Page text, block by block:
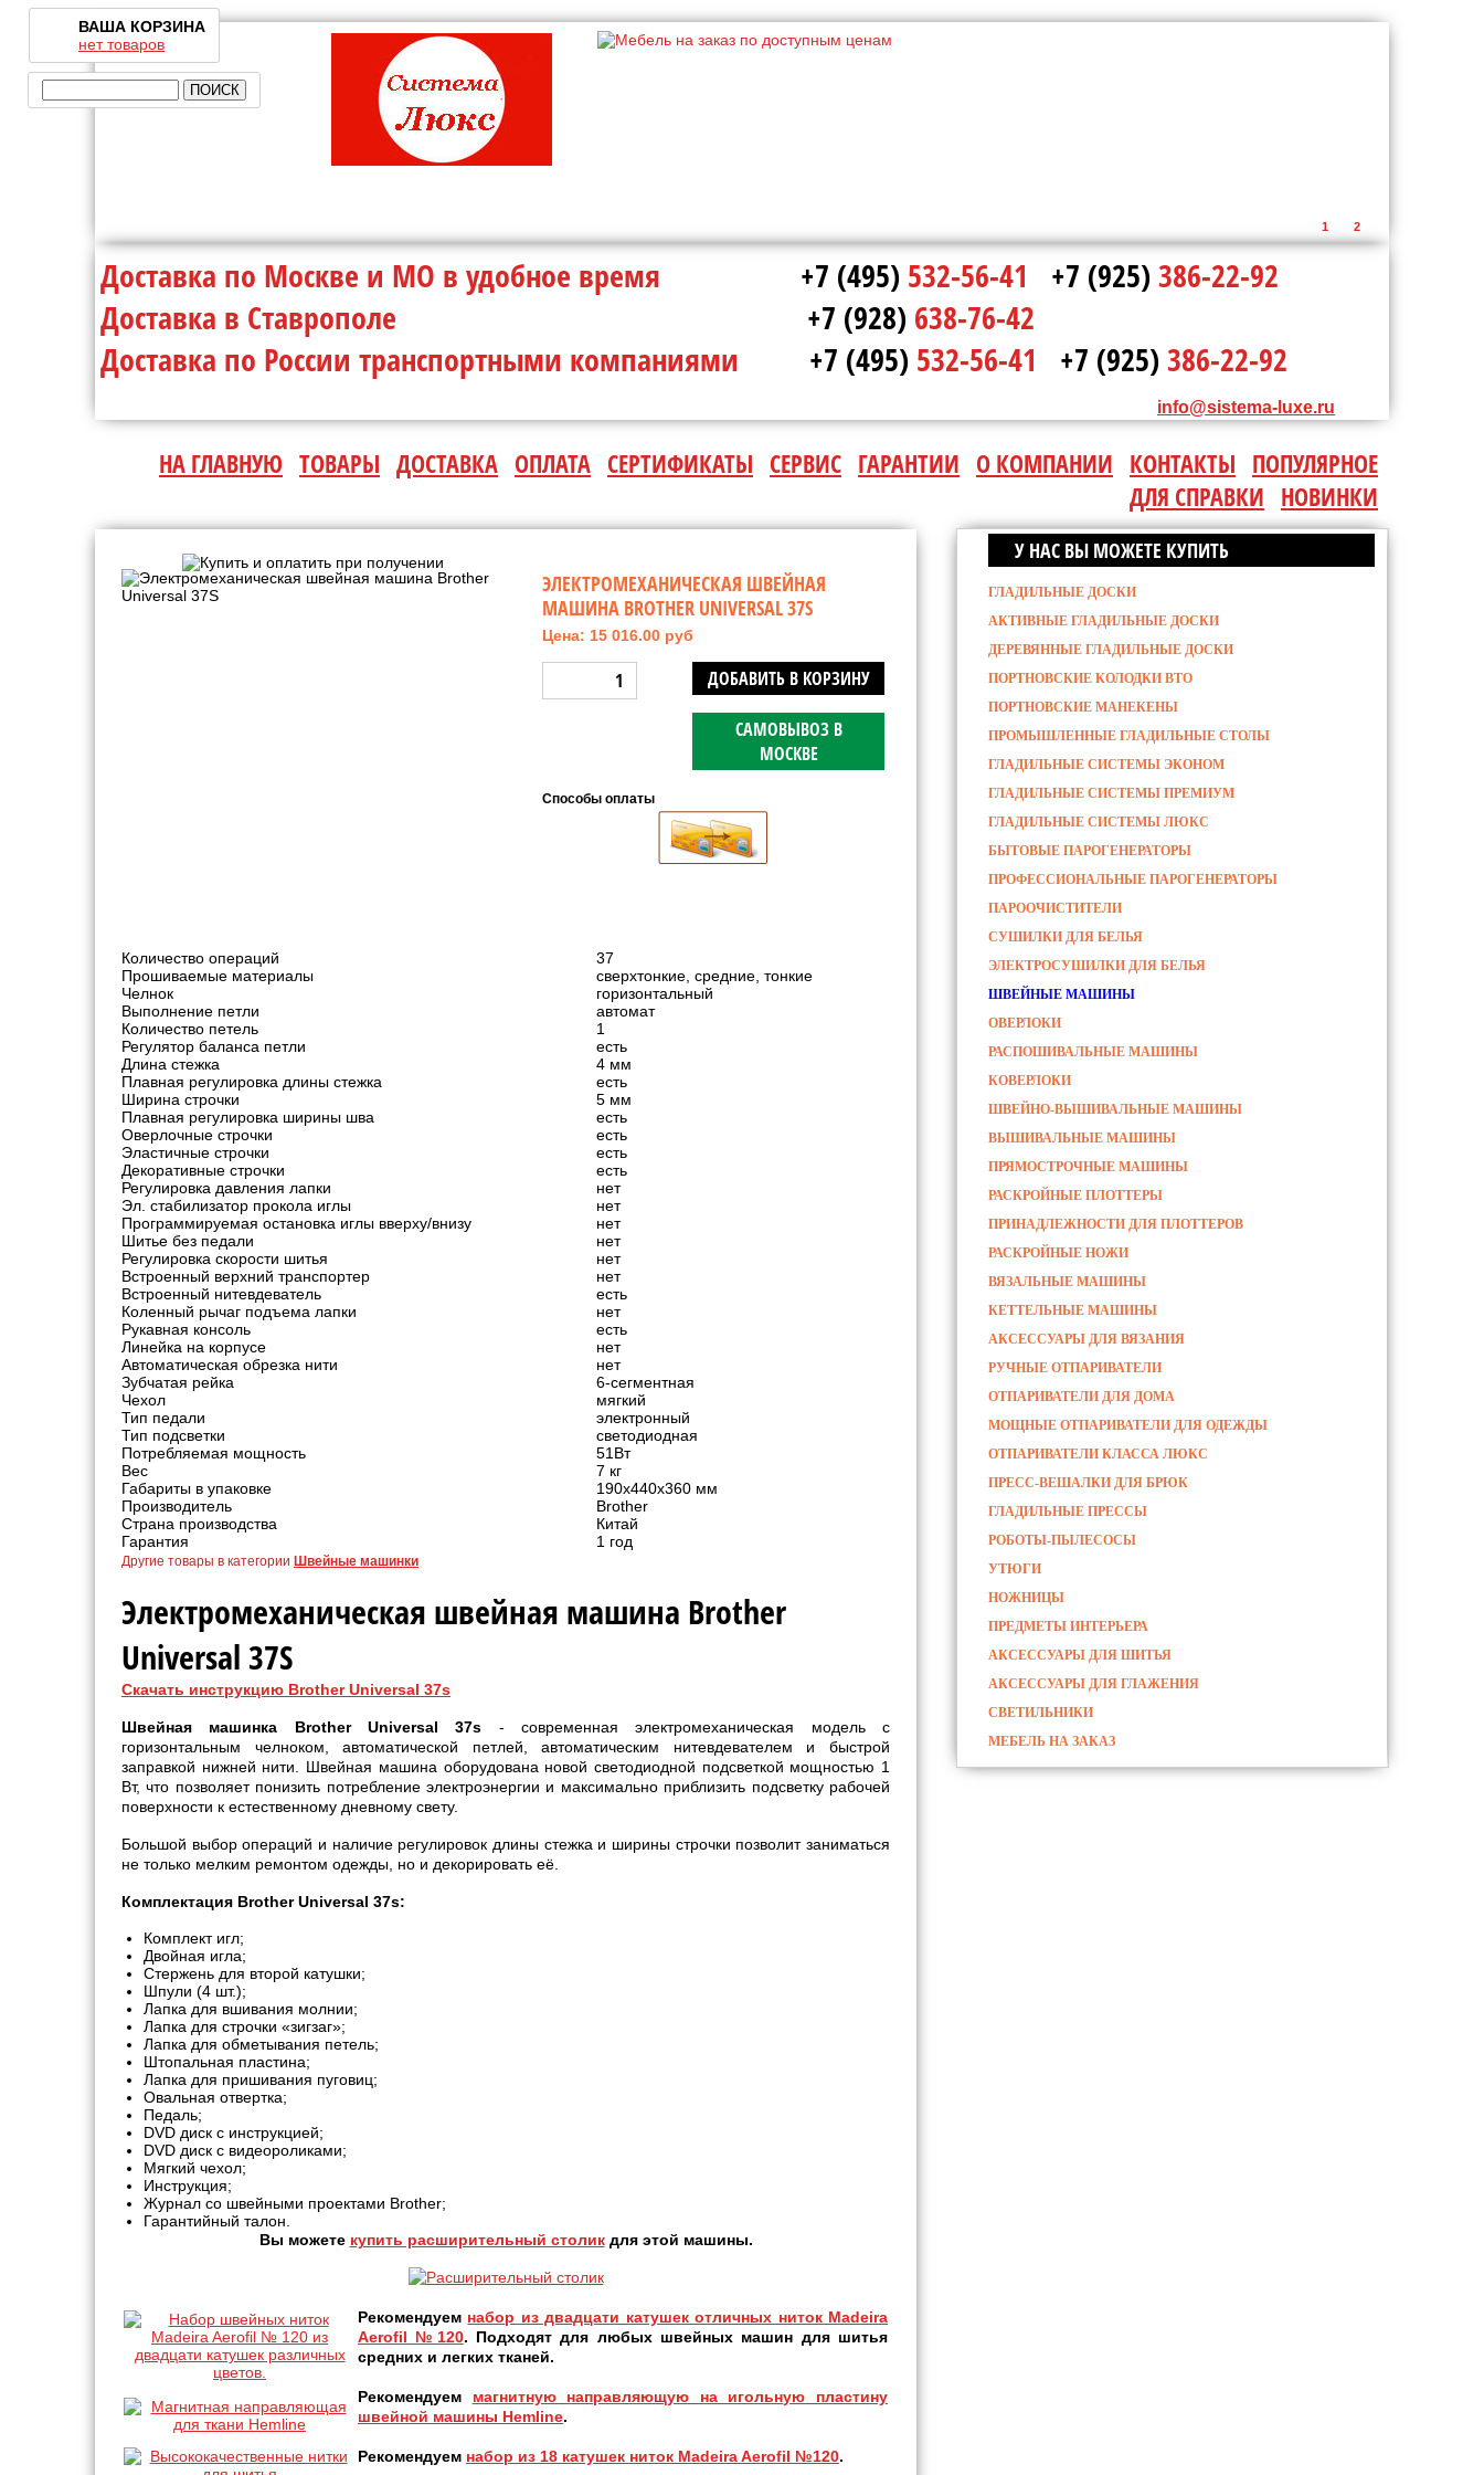
ВАША КОРЗИНА
нет товаров
1 2
Доставка по Москве и МО в удобное время +7 (495) 532-56-41 +7 (925) 386-22-92
Доставка в Ставрополе
+7 (928) 638-76-42
Доставка по России транспортными компаниями
+7 (495) 532-56-41 +7 (925) 386-22-92
info@sistema-luxe.ru
НА ГЛАВНУЮ ТОВАРЫ ДОСТАВКА ОПЛАТА СЕРТИФИКАТЫ СЕРВИС ГАРАНТИИ О КОМПАНИИ КОНТАКТЫ ПОПУЛЯРНОЕ
ДЛЯ СПРАВКИ НОВИНКИ
ЭЛЕКТРОМЕХАНИЧЕСКАЯ ШВЕЙНАЯ
МАШИНА BROTHER UNIVERSAL 37S
Цена: 15 016.00 руб
ДОБАВИТЬ В КОРЗИНУ
САМОВЫВОЗ В
МОСКВЕ
Способы оплаты
Количество операций
37
Прошиваемые материалы
сверхтонкие, средние, тонкие
Челнок
горизонтальный
Выполнение петли
автомат
Количество петель
1
Регулятор баланса петли
есть
Длина стежка
4 мм
Плавная регулировка длины стежка
есть
Ширина строчки
5 мм
Плавная регулировка ширины шва
есть
Оверлочные строчки
есть
Эластичные строчки
есть
Декоративные строчки
есть
Регулировка давления лапки
нет
Эл. стабилизатор прокола иглы
нет
Программируемая остановка иглы вверху/внизу
нет
Шитье без педали
нет
Регулировка скорости шитья
нет
Встроенный верхний транспортер
нет
Встроенный нитевдеватель
есть
Коленный рычаг подъема лапки
нет
Рукавная консоль
есть
Линейка на корпусе
нет
Автоматическая обрезка нити
нет
Зубчатая рейка
6-сегментная
Чехол
мягкий
Тип педали
электронный
Тип подсветки
светодиодная
Потребляемая мощность
51Вт
Вес
7 кг
Габариты в упаковке
190x440x360 мм
Производитель
Brother
Страна производства
Китай
Гарантия
1 год
Другие товары в категории Швейные машинки
Электромеханическая швейная машина Brother
Universal 37S
Скачать инструкцию Brother Universal 37s
Швейная машинка Brother Universal 37s - современная электромеханическая модель c
горизонтальным челноком, автоматической петлей, автоматическим нитевдевателем и быстрой
заправкой нижней нити. Швейная машина оборудована новой светодиодной подсветкой мощностью 1
Вт, что позволяет понизить потребление электроэнергии и максимально приблизить подсветку рабочей
поверхности к естественному дневному свету.
Большой выбор операций и наличие регулировок длины стежка и ширины строчки позволит заниматься
не только мелким ремонтом одежды, но и декорировать её.
Комплектация Brother Universal 37s:
Комплект игл;
Двойная игла;
Стержень для второй катушки;
Шпули (4 шт.);
Лапка для вшивания молнии;
Лапка для строчки «зигзаг»;
Лапка для обметывания петель;
Штопальная пластина;
Лапка для пришивания пуговиц;
Овальная отвертка;
Педаль;
DVD диск с инструкцией;
DVD диск с видеороликами;
Мягкий чехол;
Инструкция;
Журнал со швейными проектами Brother;
Гарантийный талон.
Вы можете купить расширительный столикдля этой машины.
Рекомендуем набор из двадцати катушек отличных ниток Madeira
Aerofil №120. Подходят для любых швейных машин для шитья
средних и легких тканей.
Рекомендуем магнитную направляющую на игольную пластину
швейной машины Hemline.
Рекомендуем набор из 18 катушек ниток Madeira Aerofil №120.
У НАС ВЫ МОЖЕТЕ КУПИТЬ
ГЛАДИЛЬНЫЕ ДОСКИ
АКТИВНЫЕ ГЛАДИЛЬНЫЕ ДОСКИ
ДЕРЕВЯННЫЕ ГЛАДИЛЬНЫЕ ДОСКИ
ПОРТНОВСКИЕ КОЛОДКИ ВТО
ПОРТНОВСКИЕ МАНЕКЕНЫ
ПРОМЫШЛЕННЫЕ ГЛАДИЛЬНЫЕ СТОЛЫ
ГЛАДИЛЬНЫЕ СИСТЕМЫ ЭКОНОМ
ГЛАДИЛЬНЫЕ СИСТЕМЫ ПРЕМИУМ
ГЛАДИЛЬНЫЕ СИСТЕМЫ ЛЮКС
БЫТОВЫЕ ПАРОГЕНЕРАТОРЫ
ПРОФЕССИОНАЛЬНЫЕ ПАРОГЕНЕРАТОРЫ
ПАРООЧИСТИТЕЛИ
СУШИЛКИ ДЛЯ БЕЛЬЯ
ЭЛЕКТРОСУШИЛКИ ДЛЯ БЕЛЬЯ
ШВЕЙНЫЕ МАШИНЫ
ОВЕРЛОКИ
РАСПОШИВАЛЬНЫЕ МАШИНЫ
КОВЕРЛОКИ
ШВЕЙНО-ВЫШИВАЛЬНЫЕ МАШИНЫ
ВЫШИВАЛЬНЫЕ МАШИНЫ
ПРЯМОСТРОЧНЫЕ МАШИНЫ
РАСКРОЙНЫЕ ПЛОТТЕРЫ
ПРИНАДЛЕЖНОСТИ ДЛЯ ПЛОТТЕРОВ
РАСКРОЙНЫЕ НОЖИ
ВЯЗАЛЬНЫЕ МАШИНЫ
КЕТТЕЛЬНЫЕ МАШИНЫ
АКСЕССУАРЫ ДЛЯ ВЯЗАНИЯ
РУЧНЫЕ ОТПАРИВАТЕЛИ
ОТПАРИВАТЕЛИ ДЛЯ ДОМА
МОЩНЫЕ ОТПАРИВАТЕЛИ ДЛЯ ОДЕЖДЫ
ОТПАРИВАТЕЛИ КЛАССА ЛЮКС
ПРЕСС-ВЕШАЛКИ ДЛЯ БРЮК
ГЛАДИЛЬНЫЕ ПРЕССЫ
РОБОТЫ-ПЫЛЕСОСЫ
УТЮГИ
НОЖНИЦЫ
ПРЕДМЕТЫ ИНТЕРЬЕРА
АКСЕССУАРЫ ДЛЯ ШИТЬЯ
АКСЕССУАРЫ ДЛЯ ГЛАЖЕНИЯ
СВЕТИЛЬНИКИ
МЕБЕЛЬ НА ЗАКАЗ